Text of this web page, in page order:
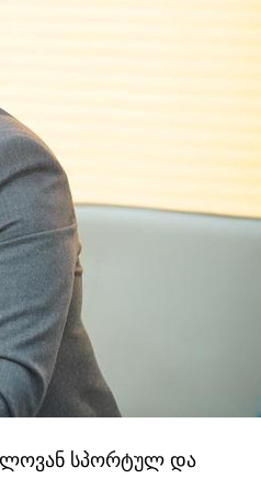
სპორტულ და